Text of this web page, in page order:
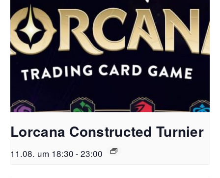
Lorcana Constructed Turnier
11.08. um 18:30 - 23:00